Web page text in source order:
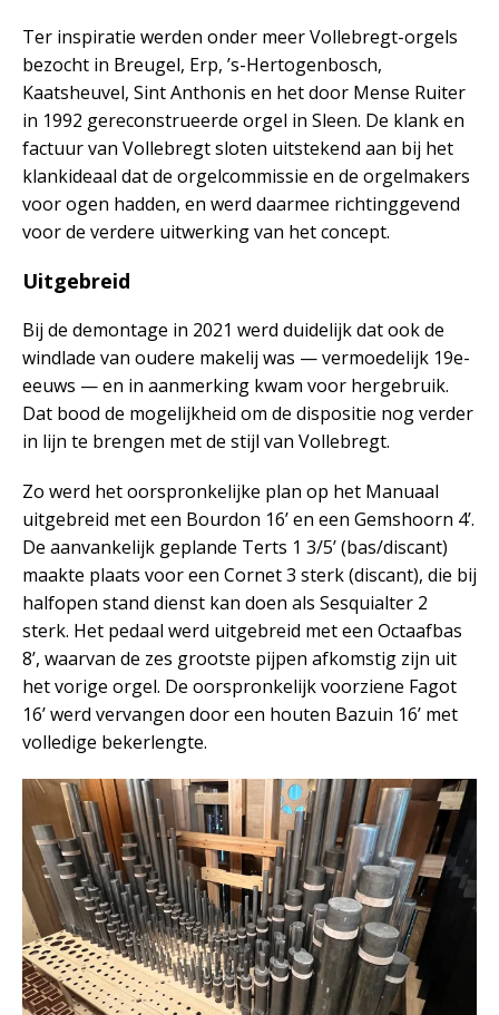
Ter inspiratie werden onder meer Vollebregt-orgels
bezocht in Breugel, Erp, ’s-Hertogenbosch,
Kaatsheuvel, Sint Anthonis en het door Mense Ruiter
in 1992 gereconstrueerde orgel in Sleen. De klank en
factuur van Vollebregt sloten uitstekend aan bij het
klankideaal dat de orgelcommissie en de orgelmakers
voor ogen hadden, en werd daarmee richtinggevend
voor de verdere uitwerking van het concept.
Uitgebreid
Bij de demontage in 2021 werd duidelijk dat ook de
windlade van oudere makelij was — vermoedelijk 19e-
eeuws — en in aanmerking kwam voor hergebruik.
Dat bood de mogelijkheid om de dispositie nog verder
in lijn te brengen met de stijl van Vollebregt.
Zo werd het oorspronkelijke plan op het Manuaal
uitgebreid met een Bourdon 16’ en een Gemshoorn 4’.
De aanvankelijk geplande Terts 1 3/5’ (bas/discant)
maakte plaats voor een Cornet 3 sterk (discant), die bij
halfopen stand dienst kan doen als Sesquialter 2
sterk. Het pedaal werd uitgebreid met een Octaafbas
8’, waarvan de zes grootste pijpen afkomstig zijn uit
het vorige orgel. De oorspronkelijk voorziene Fagot
16’ werd vervangen door een houten Bazuin 16’ met
volledige bekerlengte.